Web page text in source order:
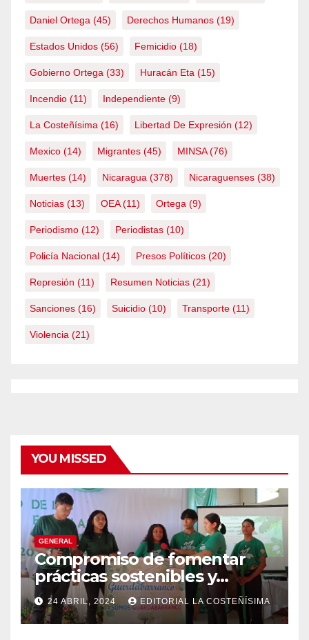
Daniel Ortega (45) Derechos Humanos (19)
Estados Unidos (56) Femicidio (18)
Gobierno Ortega (33) Huracán Eta (15)
Incendio (11) Independiente (9)
La Costeñísima (16) Libertad De Expresión (12)
Mexico (14) Migrantes (45) MINSA(76)
Muertes (14) Nicaragua (378) Nicaraguenses (38)
Noticias (13) OEA(11) Ortega (9)
Periodismo (12) Periodistas (10)
Policía Nacional (14) Presos Políticos (20)
Represión (11) Resumen Noticias (21)
Sanciones (16) Suicidio (10) Transporte (11)
Violencia (21)
YOU MISSED
GENERAL
Compromiso de fomentar
prácticas sostenibles y
conciencia ecológica en las
instituciones educativas
24 ABRIL, 2024 EDITORIAL LA COSTEÑÍSIMA